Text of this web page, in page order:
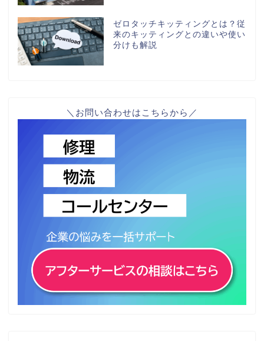
ゼロタッチキッティングとは？従
来のキッティングとの違いや使い
分けも解説
＼お問い合わせはこちらから／